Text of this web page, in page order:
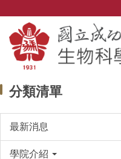
主
要
區
分類清單
最新消息
學院介紹